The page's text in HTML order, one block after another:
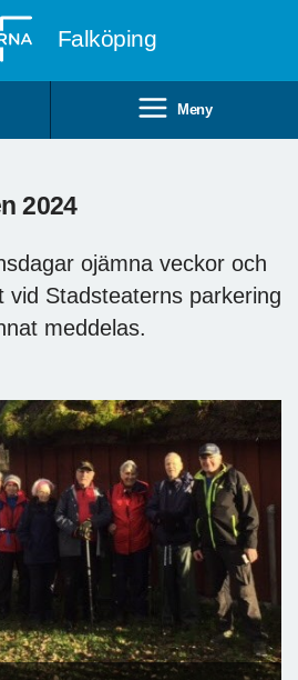
Falköping
Meny
2024
ojämna veckor och
Stadsteaterns parkering
meddelas.